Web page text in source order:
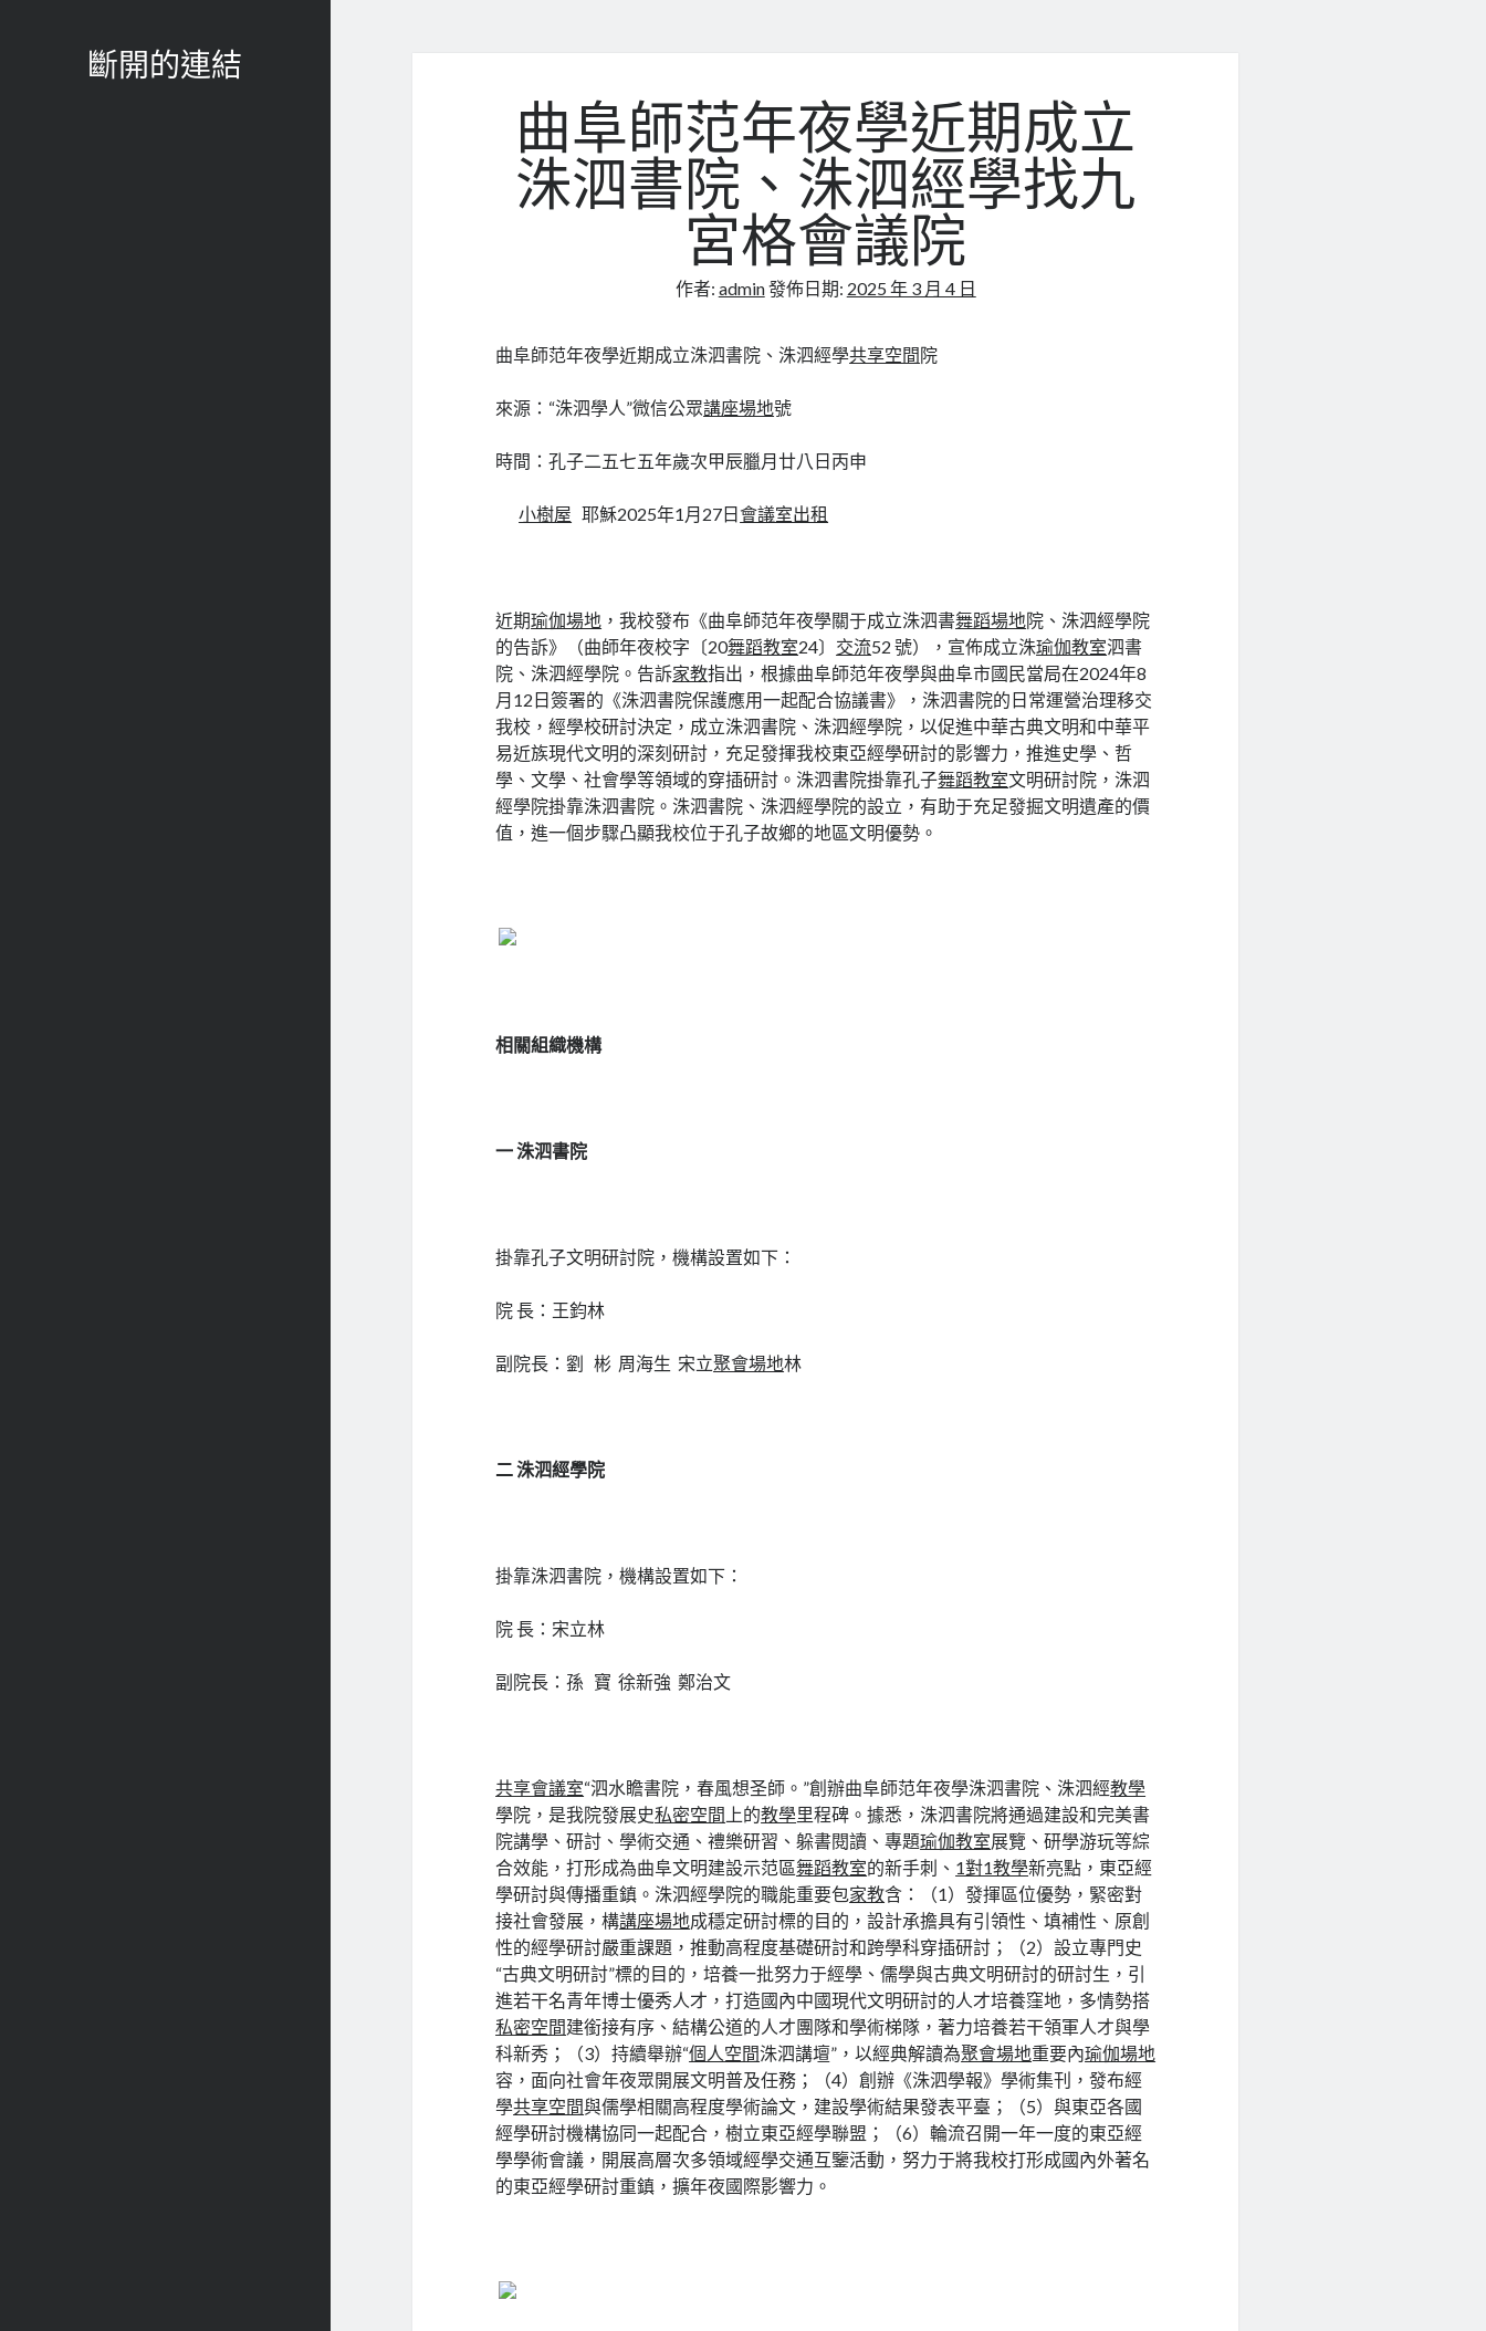
斷開的連結
曲阜師范年夜學近期成立
洙泗書院、洙泗經學找九
宮格會議院
作者: admin發佈日期: 2025 年 3 月 4 日
曲阜師范年夜學近期成立洙泗書院、洙泗經學共享空間院
來源：“洙泗學人”微信公眾講座場地號
時間：孔子二五七五年歲次甲辰臘月廿八日丙申
小樹屋 耶穌2025年1月27日會議室出租
近期瑜伽場地 ，我校發布《曲阜師范年夜學關于成立洙泗書舞蹈場地院、洙泗經學院
的告訴》（曲師年夜校字〔20舞蹈教室24〕 交流52 號），宣佈成立洙瑜伽教室泗書
院、洙泗經學院。告訴家教指出，根據曲阜師范年夜學與曲阜市國民當局在2024年8
月12日簽署的《洙泗書院保護應用一起配合協議書》，洙泗書院的日常運營治理移交
我校，經學校研討決定，成立洙泗書院、洙泗經學院，以促進中華古典文明和中華平
易近族現代文明的深刻研討，充足發揮我校東亞經學研討的影響力，推進史學、哲
學、文學、社會學等領域的穿插研討。洙泗書院掛靠孔子舞蹈教室文明研討院，洙泗
經學院掛靠洙泗書院。洙泗書院、洙泗經學院的設立，有助于充足發掘文明遺產的價
值，進一個步驟凸顯我校位于孔子故鄉的地區文明優勢。
相關組織機構
一洙泗書院
掛靠孔子文明研討院，機構設置如下：
院 長：王鈞林
副院長：劉 彬 周海生 宋立聚會場地林
二洙泗經學院
掛靠洙泗書院，機構設置如下：
院 長：宋立林
副院長：孫 寶 徐新強 鄭治文
共享會議室“泗水瞻書院，春風想圣師。”創辦曲阜師范年夜學洙泗書院、洙泗經教學
學院，是我院發展史私密空間 上的教學里程碑。據悉，洙泗書院將通過建設和完美書
院講學、研討、學術交通、禮樂研習、躲書閱讀、專題瑜伽教室展覽、研學游玩等綜
合效能，打形成為曲阜文明建設示范區舞蹈教室的新手刺、 1對1教學新亮點，東亞經
學研討與傳播重鎮。洙泗經學院的職能重要包家教含：（1）發揮區位優勢，緊密對
接社會發展，構講座場地成穩定研討標的目的，設計承擔具有引領性、填補性、原創
性的經學研討嚴重課題，推動高程度基礎研討和跨學科穿插研討；（2）設立專門史
“古典文明研討”標的目的，培養一批努力于經學、儒學與古典文明研討的研討生，引
進若干名青年博士優秀人才，打造國內中國現代文明研討的人才培養窪地，多情勢搭
私密空間建銜接有序、結構公道的人才團隊和學術梯隊，著力培養若干領軍人才與學
科新秀；（3）持續舉辦“個人空間洙泗講壇”，以經典解讀為聚會場地重要內瑜伽場地
容，面向社會年夜眾開展文明普及任務；（4）創辦《洙泗學報》學術集刊，發布經
學共享空間與儒學相關高程度學術論文，建設學術結果發表平臺；（5）與東亞各國
經學研討機構協同一起配合，樹立東亞經學聯盟；（6）輪流召開一年一度的東亞經
學學術會議，開展高層次多領域經學交通互鑒活動，努力于將我校打形成國內外著名
的東亞經學研討重鎮，擴年夜國際影響力。